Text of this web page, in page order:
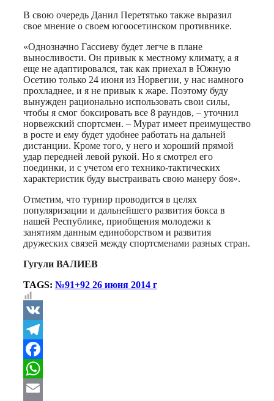
В свою очередь Данил Перетятько также выразил
свое мнение о своем югоосетинском противнике.
«Однозначно Гассиеву будет легче в плане
выносливости. Он привык к местному климату, а я
еще не адаптировался, так как приехал в Южную
Осетию только 24 июня из Норвегии, у нас намного
прохладнее, и я не привык к жаре. Поэтому буду
вынужден рационально использовать свои силы,
чтобы я смог боксировать все 8 раундов, – уточнил
норвежский спортсмен. – Мурат имеет преимущество
в росте и ему будет удобнее работать на дальней
дистанции. Кроме того, у него и хороший прямой
удар передней левой рукой. Но я смотрел его
поединки, и с учетом его технико-тактических
характеристик буду выстраивать свою манеру боя».
Отметим, что турнир проводится в целях
популяризации и дальнейшего развития бокса в
нашей Республике, приобщения молодежи к
занятиям данным единоборством и развития
дружеских связей между спортсменами разных стран.
Гугули ВАЛИЕВ
TAGS: №91+92 26 июня 2014 г
VK
Telegram
Facebook
WhatsApp